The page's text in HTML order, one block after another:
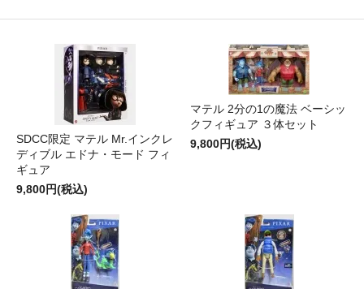
SDCC限定 マテル Mr.インクレ
ディブル エドナ・モード フィ
ギュア
9,800円(税込)
マテル 2分の1の魔法 ベーシッ
クフィギュア ３体セット
9,800円(税込)